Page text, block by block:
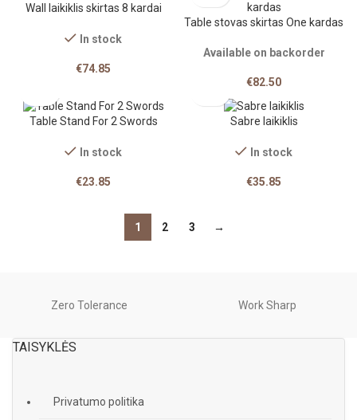
Wall laikiklis skirtas 8 kardai
In stock
€74.85
Table stovas skirtas One kardas
Available on backorder
€82.50
Table Stand For 2 Swords
In stock
€23.85
Sabre laikiklis
In stock
€35.85
1 2 3 →
Zero Tolerance Work Sharp
TAISYKLĖS
Privatumo politika